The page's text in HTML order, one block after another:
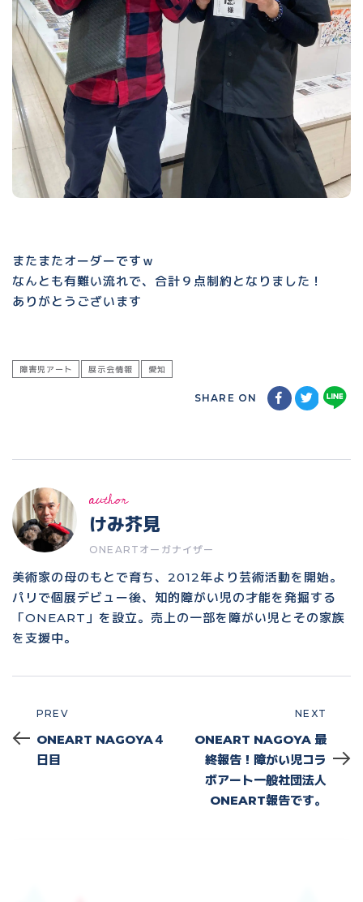
またまたオーダーですｗ
なんとも有難い流れで、合計９点制約となりました！
ありがとうございます
障害児アート 展示会情報 愛知
SHARE ON
author
けみ芥見
ONEARTオーガナイザー
美術家の母のもとで育ち、2012年より芸術活動を開始。
パリで個展デビュー後、知的障がい児の才能を発掘する
「ONEART」を設立。売上の一部を障がい児とその家族
を支援中。
Prev
PREV
ONEART NAGOYA４
日目
NEXT
ONEART NAGOYA 最
終報告！障がい児コラ
ボアート一般社団法人
ONEART報告です。